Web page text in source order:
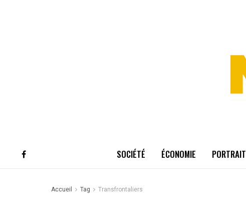
SOCIÉTÉ ÉCONOMIE PORTRAIT
Accueil Tag Transfrontaliers